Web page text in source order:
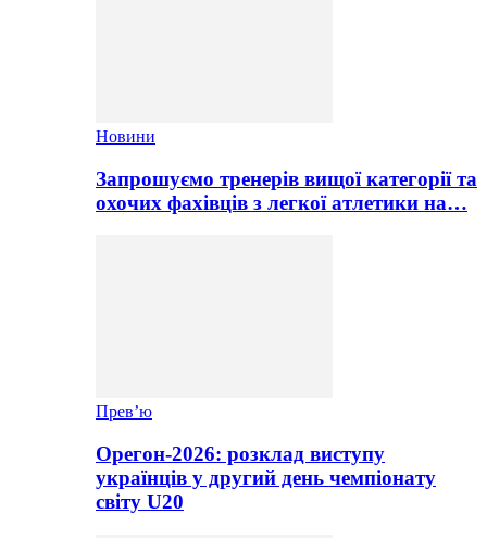
Новини
Запрошуємо тренерів вищої категорії та
охочих фахівців з легкої атлетики на…
Прев’ю
Орегон-2026: розклад виступу
українців у другий день чемпіонату
світу U20